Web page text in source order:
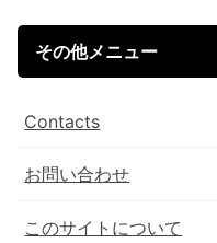
その他メニュー
Contacts
お問い合わせ
このサイトについて